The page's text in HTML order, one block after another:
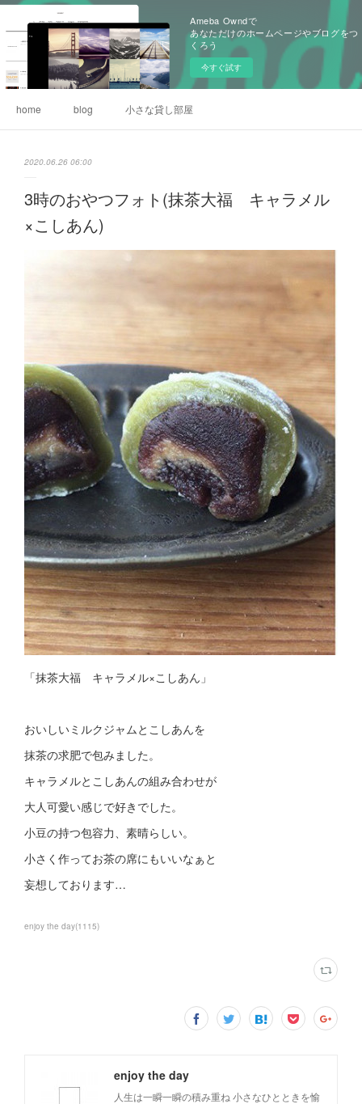
Ameba Owndで
あなただけのホームページやブログをつ
くろう
今すぐ試す
home blog 小さな貸し部屋
2020.06.26 06:00
3時のおやつフォト(抹茶大福 キャラメル
×こしあん)
「抹茶大福 キャラメル×こしあん」
おいしいミルクジャムとこしあんを
抹茶の求肥で包みました。
キャラメルとこしあんの組み合わせが
大人可愛い感じで好きでした。
小豆の持つ包容力、素晴らしい。
小さく作ってお茶の席にもいいなぁと
妄想しております…
enjoy the day(1115)
enjoy the day
人生は一瞬一瞬の積み重ね 小さなひとときを愉